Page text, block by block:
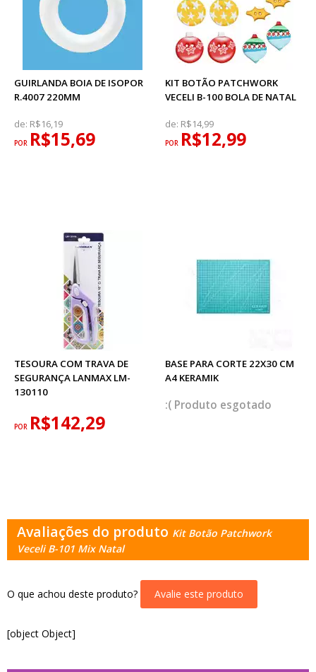
GUIRLANDA BOIA DE ISOPOR
R.4007 220MM
de: R$16,19
POR R$15,69
KIT BOTÃO PATCHWORK
VECELI B-100 BOLA DE NATAL
de: R$14,99
POR R$12,99
TESOURA COM TRAVA DE
SEGURANÇA LANMAX LM-
130110
POR R$142,29
BASE PARA CORTE 22X30 CM
A4 KERAMIK
esgotado
Avaliações do produto Kit Botão Patchwork
Veceli B-101 Mix Natal
O que achou deste produto? Avalie este produto
[object Object]